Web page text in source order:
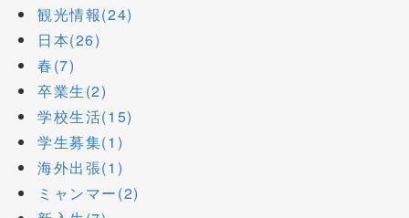
観光情報(24)
日本(26)
春(7)
卒業生(2)
学校生活(15)
学生募集(1)
海外出張(1)
ミャンマー(2)